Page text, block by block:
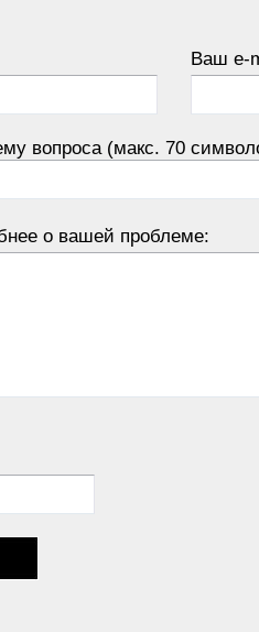
Ваш e-
вопроса (макс. 70
о вашей проблеме: